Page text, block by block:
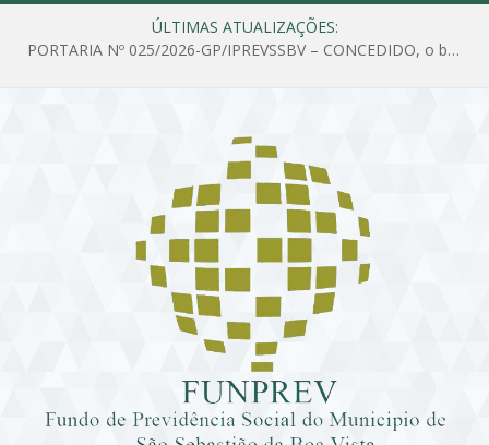
ÚLTIMAS ATUALIZAÇÕES:
PORTARIA Nº 025/2026-GP/IPREVSSBV – CONCEDIDO, o benefício de PENSÃO a MARIA ESTELA DOS SANTOS SOUZA